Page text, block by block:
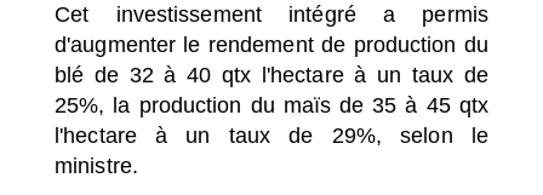
Cet investissement intégré a permis
d'augmenter le rendement de production du
blé de 32 à 40 qtx l'hectare à un taux de
25%, la production du maïs de 35 à 45 qtx
l'hectare à un taux de 29%, selon le
ministre.